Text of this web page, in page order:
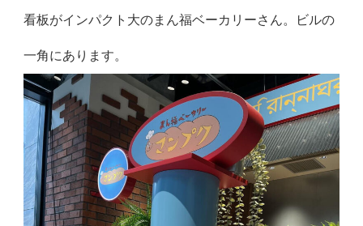
看板がインパクト大のまん福ベーカリーさん。ビルの
一角にあります。